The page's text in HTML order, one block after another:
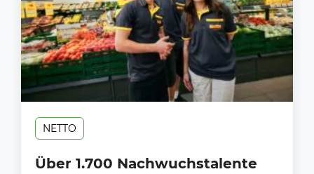
NETTO
Über 1.700 Nachwuchstalente